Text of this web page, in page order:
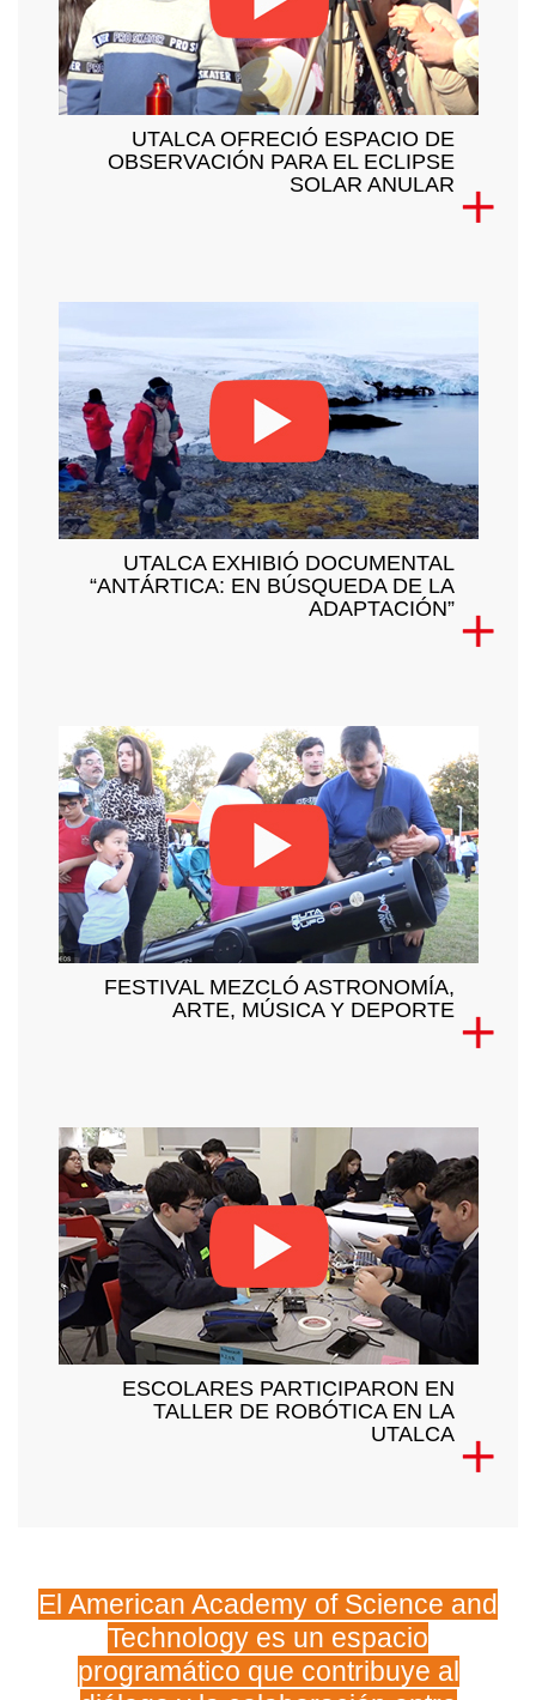
UTALCA OFRECIÓ ESPACIO DE
OBSERVACIÓN PARA EL ECLIPSE
SOLAR ANULAR
UTALCA EXHIBIÓ DOCUMENTAL
“ANTÁRTICA: EN BÚSQUEDA DE LA
ADAPTACIÓN”
FESTIVAL MEZCLÓ ASTRONOMÍA,
ARTE, MÚSICA Y DEPORTE
ESCOLARES PARTICIPARON EN
TALLER DE ROBÓTICA EN LA
UTALCA
El American Academy of Science and
Technology es un espacio
programático que contribuye al